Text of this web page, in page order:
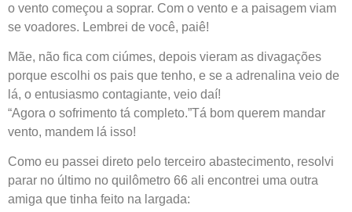
o vento começou a soprar. Com o vento e a paisagem viam
se voadores. Lembrei de você, paiê!
Mãe, não fica com ciúmes, depois vieram as divagações
porque escolhi os pais que tenho, e se a adrenalina veio de
lá, o entusiasmo contagiante, veio daí!
“Agora o sofrimento tá completo.”Tá bom querem mandar
vento, mandem lá isso!
Como eu passei direto pelo terceiro abastecimento, resolvi
parar no último no quilômetro 66 ali encontrei uma outra
amiga que tinha feito na largada: